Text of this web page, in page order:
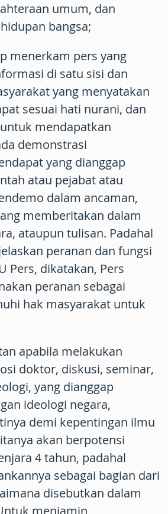
umum, dan
bangsa;
menerkam pers yang
di satu sisi dan
yang menyatakan
sesuai hati nurani, dan
mendapatkan
demonstrasi
yang dianggap
atau pejabat atau
dalam ancaman,
memberitakan dalam
ataupun tulisan. Padahal
peranan dan fungsi
Pers, dikatakan, Pers
peranan sebagai
hak masyarakat untuk
apabila melakukan
doktor, diskusi, seminar,
yang dianggap
ideologi negara,
demi kepentingan ilmu
akan berpotensi
4 tahun, padahal
sebagai bagian dari
disebutkan dalam